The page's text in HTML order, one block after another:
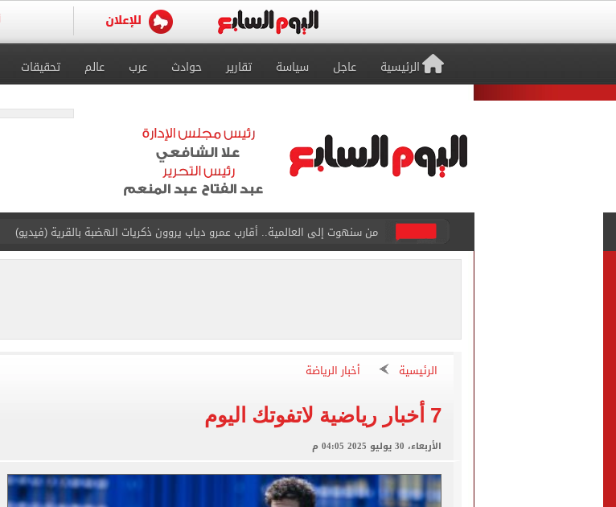
الرئيسية عاجل سياسة تقارير حوادث عرب عالم تحقيقات
من سنهوت إلى العالمية.. أقارب عمرو دياب يروون ذكريات الهضبة بالقرية (فيديو)
الجارديان: طرابزون سبور هز عرش أندية إسطنبول بالتعاقد مع محمد صلاح
رئيس الوزراء يستعرض المنطقة المقترحة لإقامة مجمع حكومى للخدمات الذكية بمطروح
برشلونة يضع خطة شاملة لتطوير حمزة عبد الكريم قبل مواجهة الأهلي
عدد المشتغلين فى مصر يرتفع إلى 274 ألف مشتغل خلال أبريل - يونيه 2026
الرئيسية أخبار الرياضة
7 أخبار رياضية لاتفوتك اليوم
الأربعاء، 30 يوليو 2025 04:05 م